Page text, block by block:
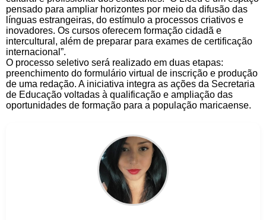
pensado para ampliar horizontes por meio da difusão das
línguas estrangeiras, do estímulo a processos criativos e
inovadores. Os cursos oferecem formação cidadã e
intercultural, além de preparar para exames de certificação
internacional”.
O processo seletivo será realizado em duas etapas:
preenchimento do formulário virtual de inscrição e produção
de uma redação. A iniciativa integra as ações da Secretaria
de Educação voltadas à qualificação e ampliação das
oportunidades de formação para a população maricaense.